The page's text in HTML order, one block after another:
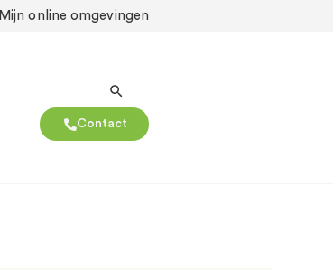
Mijn online omgevingen
Contact